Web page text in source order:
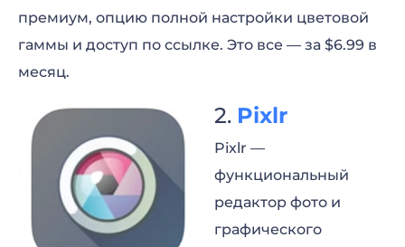
премиум, опцию полной настройки цветовой
гаммы и доступ по ссылке. Это все — за $6.99 в
месяц.
Pixlr
Pixlr —
функциональный
редактор фото и
графического